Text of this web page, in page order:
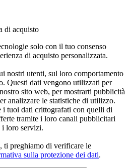
di acquisto
solo con il tuo consenso
di acquisto personalizzata.
nostri utenti, sul loro comportamento
Questi dati vengono utilizzati per
sito web, per mostrarti pubblicità
analizzare le statistiche di utilizzo.
i tuoi dati crittografati con quelli di
tramite i loro canali pubblicitari
i loro servizi.
ti preghiamo di verificare le
sulla protezione dei dati.